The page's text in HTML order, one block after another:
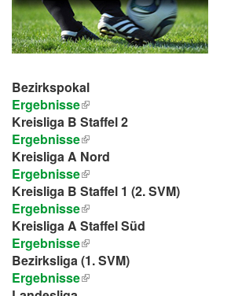
Bezirkspokal
Ergebnisse
Kreisliga B Staffel 2
Ergebnisse
Kreisliga A Nord
Ergebnisse
Kreisliga B Staffel 1 (2. SVM)
Ergebnisse
Kreisliga A Staffel Süd
Ergebnisse
Bezirksliga (1. SVM)
Ergebnisse